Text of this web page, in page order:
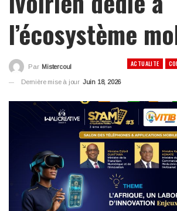
l’écosystème
ACTUALITE
Par Mistercoul
Dernière mise à jour Juin 18, 2026